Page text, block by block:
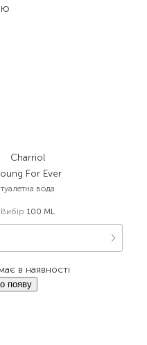
Charriol
For Ever
туалетна вода
Вибір 100 ML
в наявності
появу